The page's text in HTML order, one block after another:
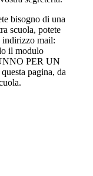
bisogno di una
scuola, potete
indirizzo mail:
il modulo
PER UN
pagina, da